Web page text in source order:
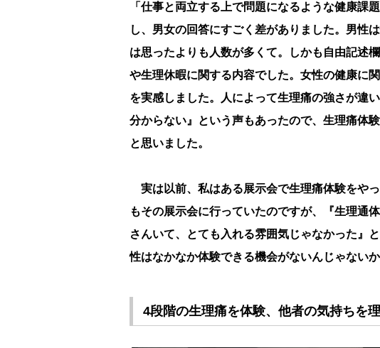
「仕事と両立する上で問題になるような健康課
し、男女の回答にすごく差がありました。男性
は思ったよりも人数が多くて。しかも自由記述
生理休暇に関する内容でした。女性の健康に
を実感しました。人によって生理痛の強さが違
分からない』という声もあったので、生理痛体
と思いました。
実は以前、私はある展示会で生理痛体験をや
もその展示会に行っていたのですが、『生理通
さんいて、とても入れる雰囲気じゃなかった』
性はなかなか体験できる機会がないんじゃないか
4段階の生理痛を体験、他者の気持ちを